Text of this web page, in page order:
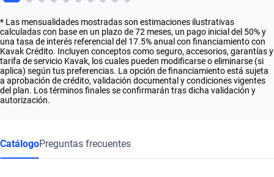
* Las mensualidades mostradas son estimaciones ilustrativas
calculadas con base en un plazo de 72 meses, un pago inicial del 50% y
una tasa de interés referencial del 17.5% anual con financiamiento con
Kavak Crédito. Incluyen conceptos como seguro, accesorios, garantías y
tarifa de servicio Kavak, los cuales pueden modificarse o eliminarse (si
aplica) según tus preferencias. La opción de financiamiento está sujeta
a aprobación de crédito, validación documental y condiciones vigentes
del plan. Los términos finales se confirmarán tras dicha validación y
autorización.
CatálogoPreguntas frecuentes